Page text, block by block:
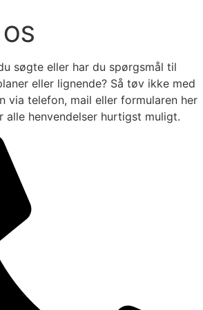
søgte eller har du spørgsmål til
eller lignende? Så tøv ikke med
via telefon, mail eller formularen her
alle henvendelser hurtigst muligt.